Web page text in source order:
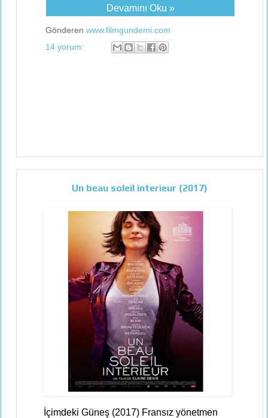
Devamını Oku »
Gönderen www.filmgundemi.com
14 yorum:
Un beau soleil interieur (2017)
İçimdeki Güneş (2017) Fransız yönetmen